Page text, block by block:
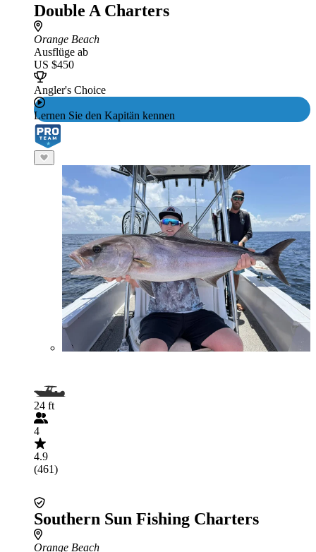
Double A Charters
Orange Beach
Ausflüge ab
US $450
Angler's Choice
Lernen Sie den Kapitän kennen
24 ft
4
4.9
(461)
Southern Sun Fishing Charters
Orange Beach